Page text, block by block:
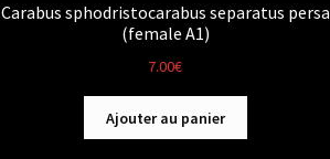
Carabus sphodristocarabus separatus persa
(female A1)
7.00€
Ajouter au panier